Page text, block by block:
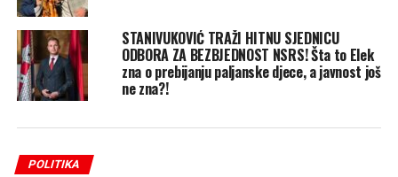
STANIVUKOVIĆ TRAŽI HITNU SJEDNICU
ODBORA ZA BEZBJEDNOST NSRS! Šta to Elek
zna o prebijanju paljanske djece, a javnost još
ne zna?!
POLITIKA